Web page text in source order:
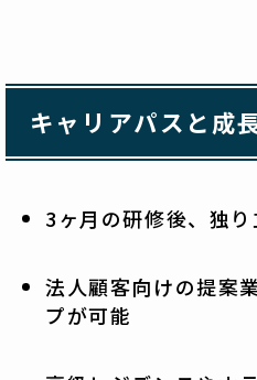
キャリアパスと成
3ヶ月の研修後、独
法人顧客向けの提案
プが可能